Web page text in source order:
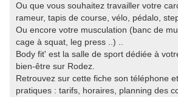
Ou que vous souhaitez travailler votre
rameur, tapis de course, vélo, pédalo,
Ou encore votre musculation (banc de
cage à squat, leg press ..) ..
Body fit' est la salle de sport dédiée à
bien-être sur Rodez.
Retrouvez sur cette fiche son téléphone
pratiques : tarifs, horaires, planning des